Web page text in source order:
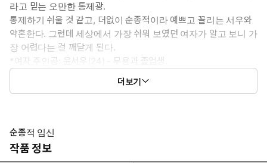
라고 믿는 오만한 통제광.
통제하기 쉬울 것 같고, 더없이 순종적이라 예쁘고 꼴리는 서우와
약혼한다. 그런데 세상에서 가장 쉬워 보였던 여자가 알고 보니 가
장 어렵다는 걸 깨닫게 된다.
*여자 주인공: 윤서우(24) - 무용과 졸업생.
집안에서 조신함을 강요받은 탓에 역으로 조신한 변태로 커 버렸
다. 섹스할 때 섹시한 남자와 결혼하고 싶다고 빌었더니 꿈이 이루
*이럴 때 보세요: 남주가 동정, 쓰레기, 후회남인데, 아이러니하게도
아방한 여주의 머릿속이 에로틱 로맨틱 코미디인 로맨스가 보고 싶
을 때, 여주는 그저 행복한데 쓰레기 남주 혼자 속 터지는 걸 보고 싶
더보기
순종적 임신
작품 정보